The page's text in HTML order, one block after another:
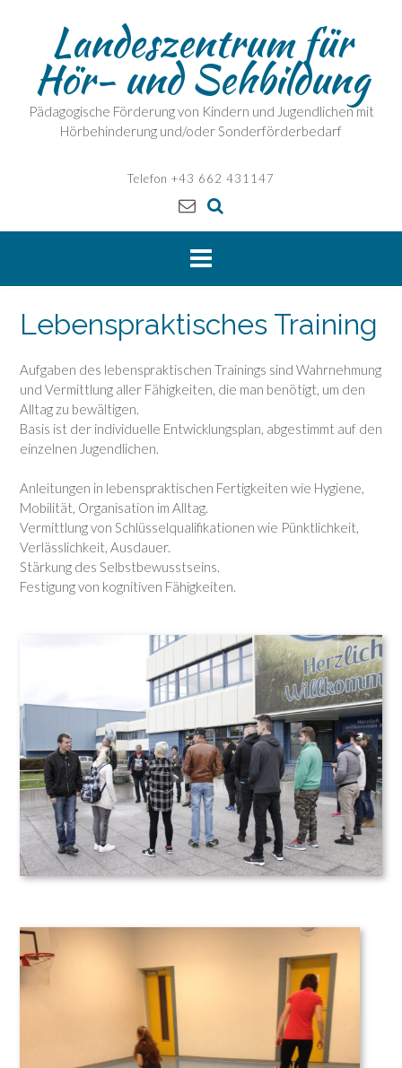
Landeszentrum für
Hör- und Sehbildung
Pädagogische Förderung von Kindern und Jugendlichen mit
Hörbehinderung und/oder Sonderförderbedarf
Telefon +43 662 431147
Lebenspraktisches Training
Aufgaben des lebenspraktischen Trainings sind Wahrnehmung
und Vermittlung aller Fähigkeiten, die man benötigt, um den
Alltag zu bewältigen.
Basis ist der individuelle Entwicklungsplan, abgestimmt auf den
einzelnen Jugendlichen.
Anleitungen in lebenspraktischen Fertigkeiten wie Hygiene,
Mobilität, Organisation im Alltag.
Vermittlung von Schlüsselqualifikationen wie Pünktlichkeit,
Verlässlichkeit, Ausdauer.
Stärkung des Selbstbewusstseins.
Festigung von kognitiven Fähigkeiten.